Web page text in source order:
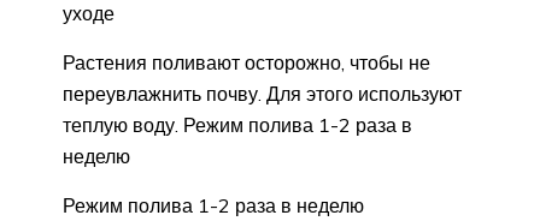
уходе
Растения поливают осторожно, чтобы не
переувлажнить почву. Для этого используют
теплую воду. Режим полива 1-2 раза в
неделю
Режим полива 1-2 раза в неделю